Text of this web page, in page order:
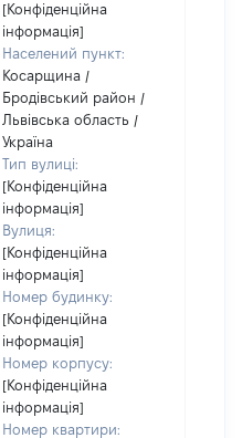
[Конфіденційна
інформація]
Населений пункт:
Косарщина /
Бродівський район /
Львівська область /
Україна
Тип вулиці:
[Конфіденційна
інформація]
Вулиця:
[Конфіденційна
інформація]
Номер будинку:
[Конфіденційна
інформація]
Номер корпусу:
[Конфіденційна
інформація]
Номер квартири: